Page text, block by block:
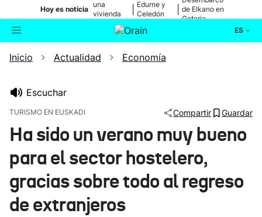
Hoy es noticia
una
vivienda
de Bilbao
Edurne y
Celedón
de Elkano en
Getaria
ES
Buscador Actualidad
Ikusmiran
Eguraldia
Inicio Actualidad Economía
Escuchar
TURISMO EN EUSKADI Compartir Guardar
Ha sido un verano muy bueno
para el sector hostelero,
gracias sobre todo al regreso
de extranjeros